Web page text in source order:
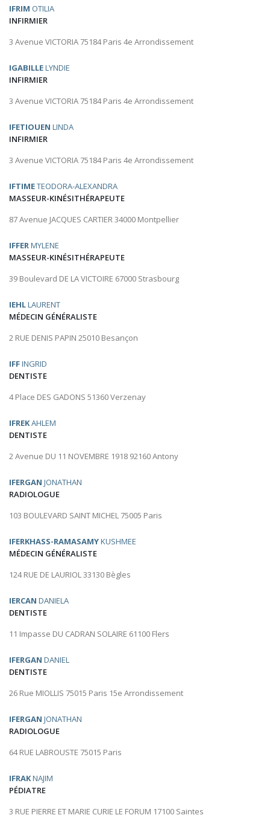
IFRIM OTILIA
INFIRMIER
3 Avenue VICTORIA 75184 Paris 4e Arrondissement
IGABILLELYNDIE
INFIRMIER
3 Avenue VICTORIA 75184 Paris 4e Arrondissement
IFETIOUEN LINDA
INFIRMIER
3 Avenue VICTORIA 75184 Paris 4e Arrondissement
IFTIMETEODORA-ALEXANDRA
MASSEUR-KINÉSITHÉRAPEUTE
87 Avenue JACQUES CARTIER 34000 Montpellier
IFFERMYLENE
MASSEUR-KINÉSITHÉRAPEUTE
39 Boulevard DE LA VICTOIRE 67000 Strasbourg
IEHLLAURENT
MÉDECIN GÉNÉRALISTE
2 RUE DENIS PAPIN 25010 Besançon
IFFINGRID
DENTISTE
4 Place DES GADONS 51360 Verzenay
IFREKAHLEM
DENTISTE
2 Avenue DU 11 NOVEMBRE 1918 92160 Antony
IFERGAN JONATHAN
RADIOLOGUE
103 BOULEVARD SAINT MICHEL 75005 Paris
IFERKHASS-RAMASAMYKUSHMEE
MÉDECIN GÉNÉRALISTE
124 RUE DE LAURIOL 33130 Bègles
IERCAN DANIELA
DENTISTE
11 Impasse DU CADRAN SOLAIRE 61100 Flers
IFERGAN DANIEL
DENTISTE
26 Rue MIOLLIS 75015 Paris 15e Arrondissement
IFERGAN JONATHAN
RADIOLOGUE
64 RUE LABROUSTE 75015 Paris
IFRAKNAJIM
PÉDIATRE
3 RUE PIERRE ET MARIE CURIE LE FORUM 17100 Saintes